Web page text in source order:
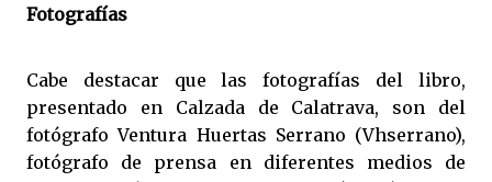
Fotografías
Cabe destacar que las fotografías del libro,
presentado en Calzada de Calatrava, son del
fotógrafo Ventura Huertas Serrano (Vhserrano),
fotógrafo de prensa en diferentes medios de